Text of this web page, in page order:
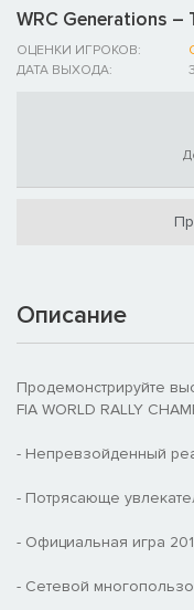
WRC Generations –
ОЦЕНКИ ИГРОКОВ:
ДАТА ВЫХОДА:
Описание
Продемонстрируйте
FIA WORLD RALLY
- Непревзойденный
- Потрясающе
- Официальная игра
- Сетевой